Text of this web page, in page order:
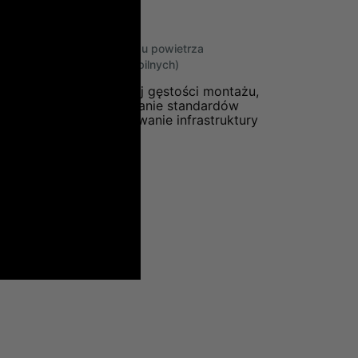
nieblokowanie przepływu powietrza
kół w wersjach mobilnych)
maksymalnej gęstości montażu,
Przestrzeganie standardów
oraz ułatwia serwisowanie infrastruktury